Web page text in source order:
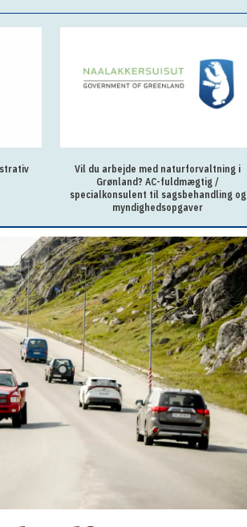
Vil du arbejde med naturforvaltning i
Grønland? AC-fuldmægtig /
specialkonsulent til sagsbehandling og
myndighedsopgaver